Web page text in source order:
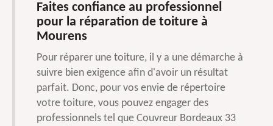
Faites confiance au professionnel
pour la réparation de toiture à
Mourens
Pour réparer une toiture, il y a une démarche à
suivre bien exigence afin d'avoir un résultat
parfait. Donc, pour vos envie de répertoire
votre toiture, vous pouvez engager des
professionnels tel que Couvreur Bordeaux 33